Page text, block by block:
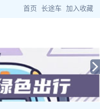
首页 长途车 加入收藏
交> 76路公交车路线查询